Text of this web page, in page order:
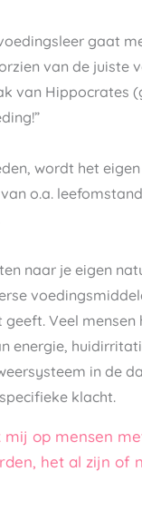
gaat
van de juiste
van Hippocrates
wordt het
o.a.
naar je eigen
geeft. Veel
energie,
in de
klacht.
op mensen
het al zijn of